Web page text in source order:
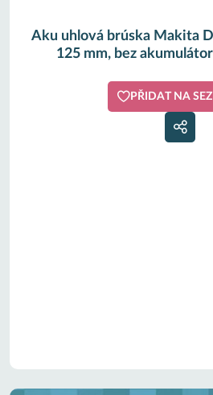
Aku uhlová brúska Makita
125 mm, bez
PŘIDAT NA